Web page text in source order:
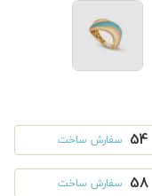
54 سفارش ساخت
58 سفارش ساخت